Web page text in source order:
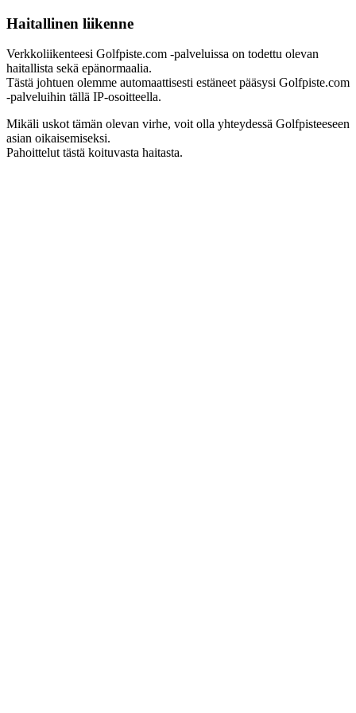
Haitallinen liikenne
Verkkoliikenteesi Golfpiste.com -palveluissa on todettu olevan
haitallista sekä epänormaalia.
Tästä johtuen olemme automaattisesti estäneet pääsysi Golfpiste.com
-palveluihin tällä IP-osoitteella.
Mikäli uskot tämän olevan virhe, voit olla yhteydessä Golfpisteeseen
asian oikaisemiseksi.
Pahoittelut tästä koituvasta haitasta.